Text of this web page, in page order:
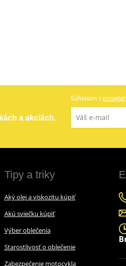
a akciách.
Súhlasím s
Tipy a triky
Aký olej a viskozitu kúpiť
Akú sviečku kúpiť
Výber oblečenia
Starostlivosť o oblečenie
Zabezpečenie motocykla